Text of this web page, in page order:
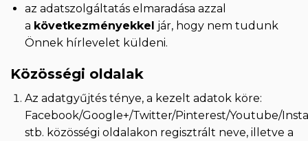
az adatszolgáltatás elmaradása azzal
a következményekkel jár, hogy nem tudunk
Önnek hírlevelet küldeni.
Közösségi oldalak
Az adatgyűjtés ténye, a kezelt adatok köre:
Facebook/Google+/Twitter/Pinterest/Youtube/
stb. közösségi oldalakon regisztrált neve, illetve a